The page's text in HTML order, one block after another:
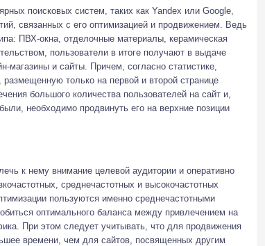
поисковых систем, таких как Yandex или Google,
связанных с его оптимизацией и продвижением. Ведь
ПВХ-окна, отделочные материалы, керамическая
пользователи в итоге получают в выдаче
магазины и сайты. Причем, согласно статистике,
только на первой и второй странице
большого количества пользователей на сайт и,
необходимо продвинуть его на верхние позиции
к нему внимание целевой аудитории и оперативно
среднечастотных и высокочастотных
пользуются именно среднечастотными
оптимального баланса между привлечением на
При этом следует учитывать, что для продвижения
времени, чем для сайтов, посвященных другим